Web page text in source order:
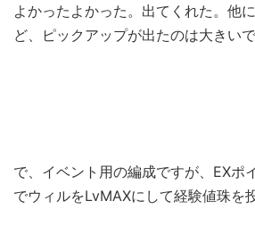
よかったよかった。出てくれた。他
ど、ピックアップが出たのは大きいで
で、イベント用の編成ですが、EXポ
でウィルをLvMAXにして経験値珠を